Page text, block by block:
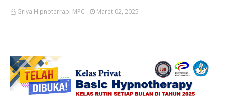
Griya Hipnoterrapi MPC Maret 02, 2025